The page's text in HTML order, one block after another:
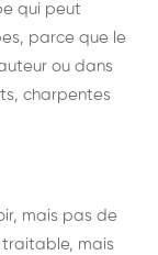
qui peut
parce que le
ou dans
charpentes
mais pas de
mais